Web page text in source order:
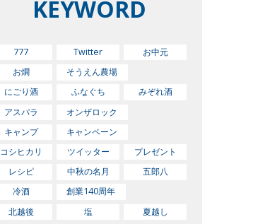
KEYWORD
777 Twitter
お中元
お燗
そうえん農場
にごり酒
ふなぐち
みぞれ酒
アスパラ
オンザロック
キャンプ
キャンペーン
コシヒカリ
ツイッター
プレゼント
レシピ
中秋の名月
五郎八
冷酒
創業140周年
北越後
塩
夏越し